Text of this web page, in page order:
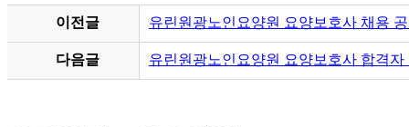
이전글 유린원광노인요양원 요양보호사 채용
다음글 유린원광노인요양원 요양보호사 합격자